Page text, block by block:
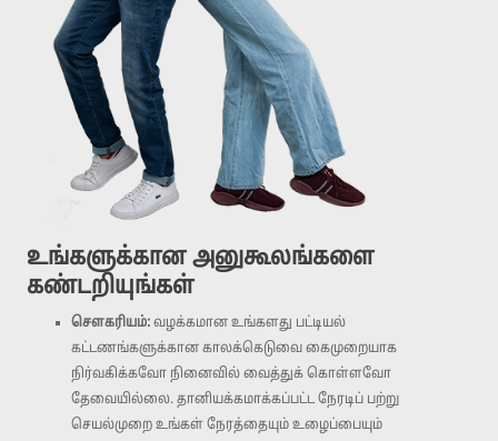
உங்களுக்கான அனுகூலங்களை
கண்டறியுங்கள்
சௌகரியம்:வழக்கமான உங்களது பட்டியல்
கட்டணங்களுக்கான காலக்கெடுவை கைமுறையாக
நிர்வகிக்கவோ நினைவில் வைத்துக் கொள்ளவோ
தேவையில்லை. தானியக்கமாக்கப்பட்ட நேரடிப் பற்று
செயல்முறை உங்கள் நேரத்தையும் உழைப்பையும்